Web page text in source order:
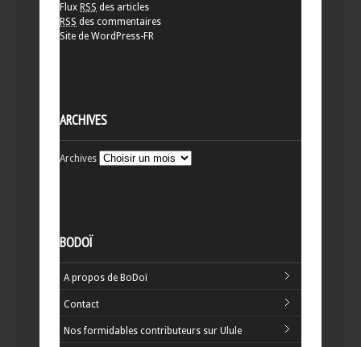
Flux RSS des articles
RSS des commentaires
Site de WordPress-FR
ARCHIVES
Archives
BODOÏ
A propos de BoDoï
Contact
Nos formidables contributeurs sur Ulule